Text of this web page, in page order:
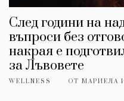
След години на
въпроси без
накрая е
за Лъвовете
WELLNESS ОТ МАРИЕЛА